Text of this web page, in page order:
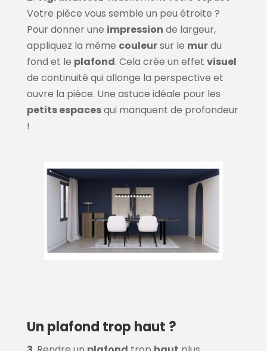
Votre pièce vous semble un peu étroite ?
Pour donner une impression de largeur,
appliquez la même couleursur le murdu
fond et le plafond. Cela crée un effet visuel
de continuité qui allonge la perspective et
ouvre la pièce. Une astuce idéale pour les
petits espacesqui manquent de profondeur
!
Un plafond trop haut ?